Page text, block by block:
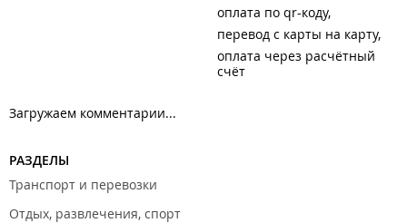
оплата по qr-коду
перевод с карты на карту
оплата через расчётный
счёт
Загружаем комментарии...
РАЗДЕЛЫ
Транспорт и перевозки
Отдых, развлечения, спорт